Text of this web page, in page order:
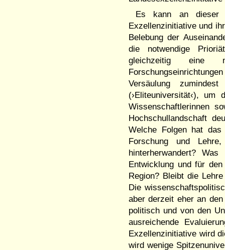
Es kann an dieser
Exzellenzinitiative und
Belebung der
die notwendige
gleichzeitig eine
Versäulung
(›Eliteuniversität‹), um
Wissenschaftlerinnen
Hochschullandschaft
Welche Folgen hat
Forschung und
hinterherwandert?
Entwicklung und für
Region? Bleibt die
Die
aber derzeit eher an
politisch und von den
ausreichende
Exzellenzinitiative wird
wird wenige